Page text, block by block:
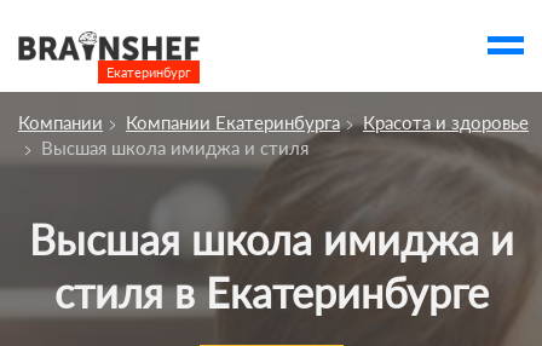
Екатеринбург
Посмотреть по России
О компании
Компании Компании Екатеринбурга
Красота и здоровье
Высшая школа имиджа и стиля
Высшая школа имиджа и
стиля в Екатеринбурге